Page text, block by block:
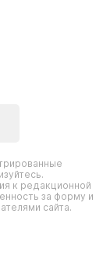
к редакционной
за форму и
сайта.